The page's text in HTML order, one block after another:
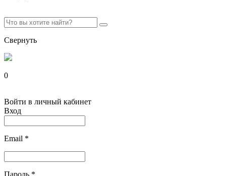
Свернуть
0
Войти в личный кабинет
Вход
Email *
Пароль *